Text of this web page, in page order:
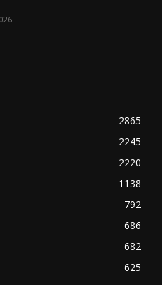
2865
2245
2220
1138
792
686
682
625